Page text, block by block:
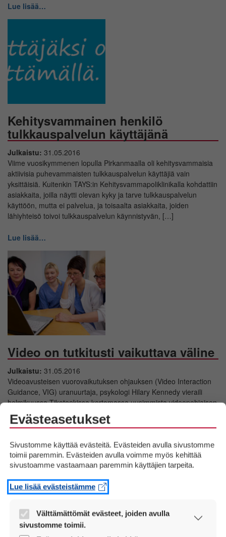
Lue lisää…
Kehitysvammainen henkilö
tulkkauspalvelun käyttäjänä
Julkaistu: 31.05.2016
Viime vuosikymmenen lopulla Pirkanmaalla oli kehitysvammaisia
aktiivisia puhevammaisten tulkkauspalvelun käyttäjiä vain
yksittäisiä. Kuitenkin TAYS:in Kehitysvammapoliklinikalla kohdattiin
asiakkaita, joilla näytti olevan kyky ja tarve tulkkauspalvelun
käyttöön, mutta ei palvelua, ja toisaalta asiakkaita, joiden
lähiyhteisö toivoi tulkkauspalvelun käynnistyvän, […]
Lue lisää…
Video on tutkitusti vaikuttava väline
Julkaistu: 31.05.2016
Videoavusteisen vuorovaikutuksen ohjauksen (Video Interaction
Guidance, VIG) uranuurtaja, psykologi Hilary Kennedy vieraili
helmikuussa Tikoteekissa kertomassa uusimmista videopohjaisen
ohjauksen tutkimuskuulumisista. Kennedy arvioi, että
videointerventioiden suosio ja niiden käyttöön kouluttautuminen
muualla […]
Lue lisää…
Evästeasetukset
Sivustomme käyttää evästeitä. Evästeiden avulla sivustomme
toimii paremmin. Evästeiden avulla voimme myös kehittää
sivustoamme vastaamaan paremmin käyttäjien tarpeita.
Lue lisää evästeistämme
Välttämättömät evästeet, joiden avulla
sivustomme toimii.